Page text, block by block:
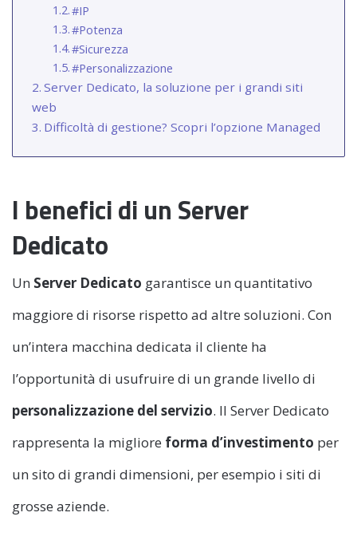
#IP
#Potenza
#Sicurezza
#Personalizzazione
Server Dedicato, la soluzione per i grandi siti
web
Difficoltà di gestione? Scopri l’opzione Managed
I benefici di un Server
Dedicato
Un Server Dedicato garantisce un quantitativo
maggiore di risorse rispetto ad altre soluzioni. Con
un’intera macchina dedicata il cliente ha
l’opportunità di usufruire di un grande livello di
personalizzazione del servizio. Il Server Dedicato
rappresenta la migliore forma d’investimento per
un sito di grandi dimensioni, per esempio i siti di
grosse aziende.